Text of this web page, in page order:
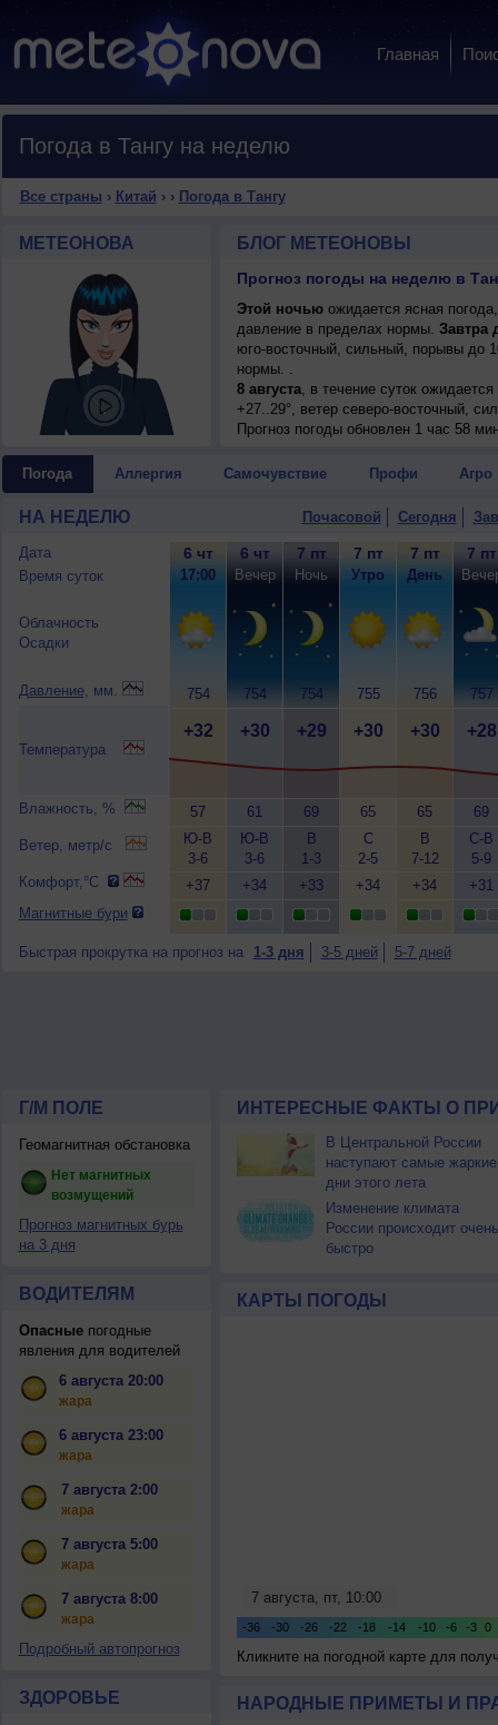
Главная
Погода в Тангу на неделю
Все страны › Китай › › Погода в Тангу
МЕТЕОНОВА БЛОГ МЕТЕОНОВЫ
Прогноз погоды на неделю в
Этой ночьюожидается ясная
давление в пределах нормы. Завтра
юго-восточный, сильный, порывы до
нормы. .
8 августа, в течение суток
+27..29°, ветер северо-восточный,
Прогноз погоды обновлен 1 час 58
Погода Аллергия Самочувствие Профи Агро
НА НЕДЕЛЮ Почасовой Сегодня
Дата
Время суток
Облачность
Осадки
Давление, мм.
Температура
Влажность, %
Ветер, метр/с
Комфорт,°C
Магнитные бури
6 чт
17:00
754
+32
57
Ю-В
3-6
+37
6 чт
Вечер
754
+30
61
Ю-В
3-6
+34
7 пт
Ночь
754
+29
69
В
1-3
+33
7 пт
Утро
755
+30
65
С
2-5
+34
7 пт
День
756
+30
65
В
7-12
+34
7 пт
757
+28
69
С-В
5-9
+31
Быстрая прокрутка на прогноз на 1-3 дня 3-5 дней 5-7 дней
Г/М ПОЛЕ
Геомагнитная обстановка
Нет магнитных
возмущений
Прогноз магнитных бурь
на 3 дня
ВОДИТЕЛЯМ
Опасныепогодные
явления для водителей
6 августа 20:00
жара
6 августа 23:00
жара
7 августа 2:00
жара
7 августа 5:00
жара
7 августа 8:00
жара
Подробный автопрогноз
ЗДОРОВЬЕ
ИНТЕРЕСНЫЕ ФАКТЫ О
В Центральной России
наступают самые жаркие
дни этого лета
Изменение климата
России происходит очень
быстро
КАРТЫ ПОГОДЫ
Кликните на погодной карте для
НАРОДНЫЕ ПРИМЕТЫ И